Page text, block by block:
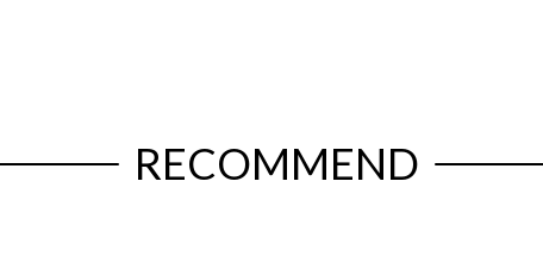
RECOMMEND